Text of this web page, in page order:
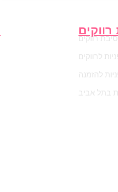
רווקים
לרווקים
להזמנה
בתל אביב